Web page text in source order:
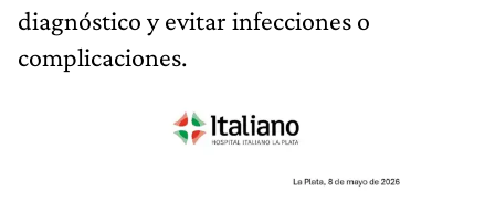
diagnóstico y evitar infecciones o
complicaciones.